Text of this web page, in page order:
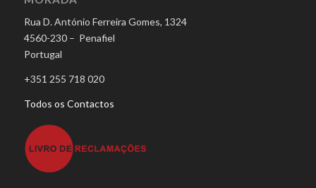
Rua D. António Ferreira Gomes, 1324
4560-230 – Penafiel
Portugal
+351 255 718 020
Todos os Contactos